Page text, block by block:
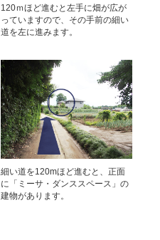
120ｍほど進むと左手に畑が広が
っていますので、その手前の細い
道を左に進みます。
細い道を120mほど進むと、正面
に「ミーサ・ダンススペース」の
建物があります。